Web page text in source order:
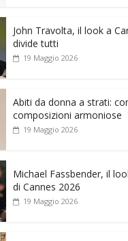
John Travolta, il look a
divide tutti
19 Maggio 2026
Abiti da donna a strati:
composizioni armoniose
19 Maggio 2026
Michael Fassbender, il
di Cannes 2026
19 Maggio 2026